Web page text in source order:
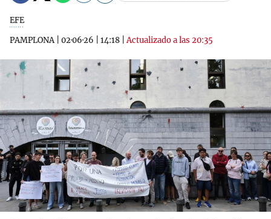
EFE
PAMPLONA| 02·06·26 14:18 |Actualizado a las 20:35